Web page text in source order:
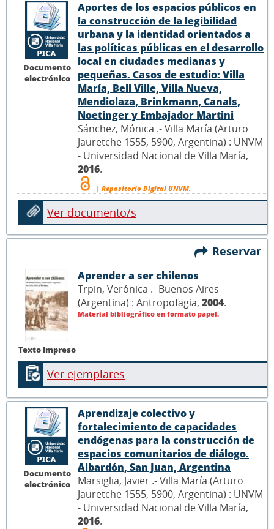
Documento
electrónico
Aportes de los espacios públicos en
la construcción de la legibilidad
urbana y la identidad orientados a
las políticas públicas en el desarrollo
local en ciudades medianas y
pequeñas. Casos de estudio: Villa
María, Bell Ville, Villa Nueva,
Mendiolaza, Brinkmann, Canals,
Noetinger y Embajador Martini
Sánchez, Mónica .- Villa María (Arturo
Jauretche 1555, 5900, Argentina) : UNVM
- Universidad Nacional de Villa María,
2016.
| Repositorio Digital UNVM.
Ver documento/s
Reservar
Texto impreso
Aprender a ser chilenos
Trpin, Verónica .- Buenos Aires
(Argentina) : Antropofagia, 2004.
Material bibliográfico en formato papel.
Ver ejemplares
Documento
electrónico
Aprendizaje colectivo y
fortalecimiento de capacidades
endógenas para la construcción de
espacios comunitarios de diálogo.
Albardón, San Juan, Argentina
Marsiglia, Javier .- Villa María (Arturo
Jauretche 1555, 5900, Argentina) : UNVM
- Universidad Nacional de Villa María,
2016.